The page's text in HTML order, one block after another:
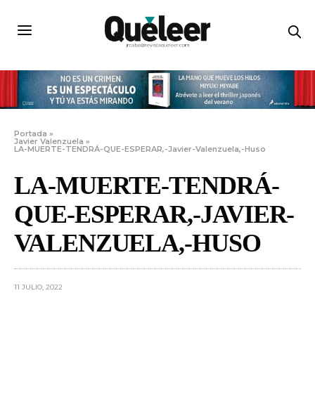
Portada »
Javier Valenzuela »
LA-MUERTE-TENDRÁ-QUE-ESPERAR,-Javier-Valenzuela,-Huso
LA-MUERTE-TENDRÁ-
QUE-ESPERAR,-JAVIER-
VALENZUELA,-HUSO
11 JULIO, 2022